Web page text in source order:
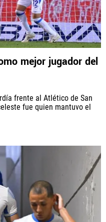
mejor jugador del
frente al Atlético de San
fue quien mantuvo el